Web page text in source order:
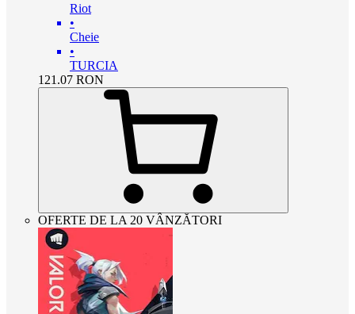
Riot
•
Cheie
•
TURCIA
121.07 RON
OFERTE DE LA 20 VÂNZĂTORI